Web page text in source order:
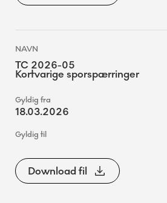
TC 2026-05
Kortvarige sporspærringer
18.03.2026
Download fil